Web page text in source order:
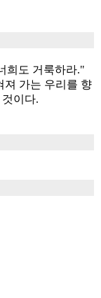
희도 거룩하라."
져 가는 우리를 향
이다.